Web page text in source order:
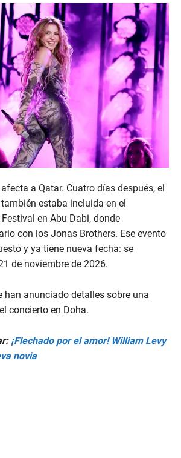
a Qatar. Cuatro días después, el
estaba incluida en el
en Abu Dabi, donde
con los Jonas Brothers. Ese evento
y ya tiene nueva fecha: se
de noviembre de 2026.
han anunciado detalles sobre una
concierto en Doha.
¡Flechado por el amor! William Levy
novia